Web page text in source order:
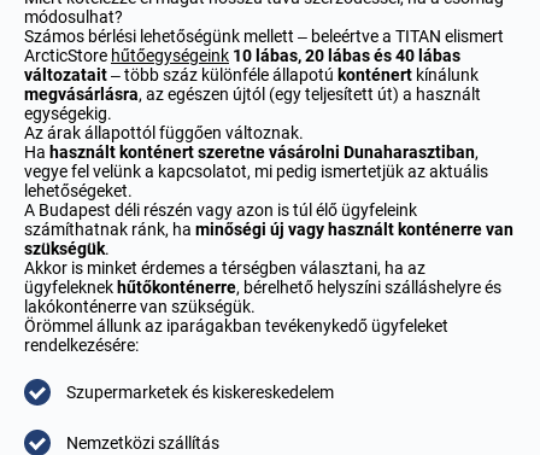
módosulhat?
Számos bérlési lehetőségünk mellett – beleértve a TITAN elismert
ArcticStore hűtőegységeink 10 lábas, 20 lábas és 40 lábas
változatait– több száz különféle állapotú konténert kínálunk
megvásárlásra, az egészen újtól (egy teljesített út) a használt
egységekig.
Az árak állapottól függően változnak.
Ha használt konténert szeretne vásárolni Dunaharasztiban,
vegye fel velünk a kapcsolatot, mi pedig ismertetjük az aktuális
lehetőségeket.
A Budapest déli részén vagy azon is túl élő ügyfeleink
számíthatnak ránk, ha minőségi új vagy használt konténerre van
szükségük.
Akkor is minket érdemes a térségben választani, ha az
ügyfeleknek hűtőkonténerre, bérelhető helyszíni szálláshelyre és
lakókonténerre van szükségük.
Örömmel állunk az iparágakban tevékenykedő ügyfeleket
rendelkezésére:
Szupermarketek és kiskereskedelem
Nemzetközi szállítás